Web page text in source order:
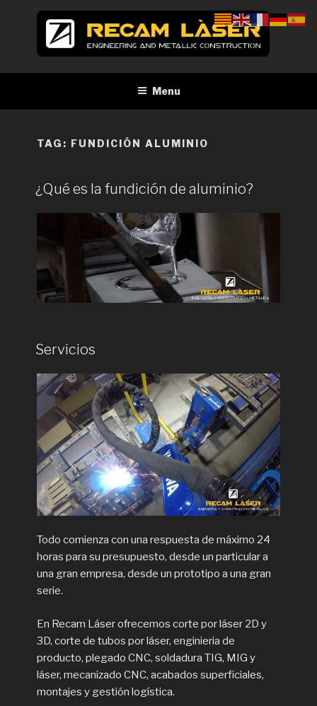
RECAM LÀSER
Menu
TAG: FUNDICIÓN ALUMINIO
¿Qué es la fundición de aluminio?
Servicios
Todo comienza con una respuesta de máximo 24
horas para su presupuesto, desde un particular a
una gran empresa, desde un prototipo a una gran
serie.
En Recam Láser ofrecemos corte por láser 2D y
3D, corte de tubos por láser, enginieria de
producto, plegado CNC, soldadura TIG, MIG y
láser, mecanizado CNC, acabados superficiales,
montajes y gestión logística.